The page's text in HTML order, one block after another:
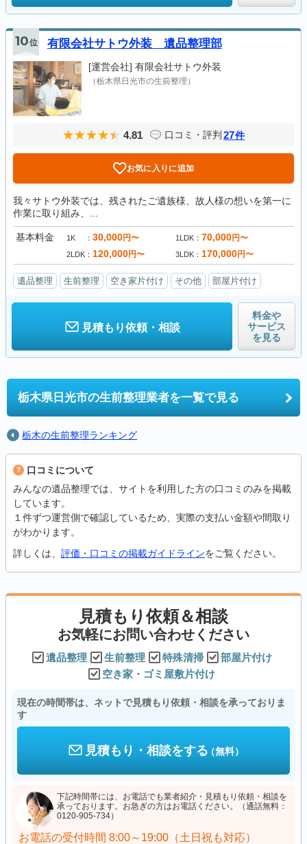
10位 有限会社サトウ外装 遺品整理部
[運営会社] 有限会社サトウ外装
（栃木県日光市の生前整理）
4.81 口コミ・評判 27件
お気に入りに追加
我々サトウ外装では、残されたご遺族様、故人様の想いを第一に
作業に取り組み、...
基本料金 1K 30,000円〜 1LDK 70,000円〜
2LDK 120,000円〜 3LDK 170,000円〜
遺品整理 生前整理 空き家片付け その他 部屋片付け
見積もり依頼・相談
料金や
サービス
を見る
栃木県日光市の生前整理業者を一覧で見る
栃木の生前整理ランキング
口コミについて
みんなの遺品整理では、サイトを利用した方の口コミのみを掲載
しています。
１件ずつ運営側で確認しているため、実際の支払い金額や間取り
がわかります。
詳しくは、 評価・口コミの掲載ガイドラインをご覧ください。
見積もり依頼＆相談
お気軽にお問い合わせください
遺品整理 生前整理 特殊清掃
部屋片付け
空き家・ゴミ屋敷片付け
現在の時間帯は、ネットで見積もり依頼・相談を承っておりま
す
見積もり・相談をする（無料）
下記時間帯には、お電話でも業者紹介・見積もり依頼・相談を
承っております。お急ぎの方はお電話ください。（通話無料：
0120-905-734）
お電話の受付時間 8:00～19:00（土日祝も対応）